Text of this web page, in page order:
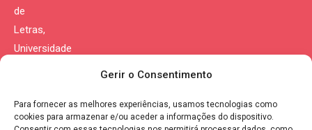
Gerir o Consentimento
Para fornecer as melhores experiências, usamos tecnologias como
cookies para armazenar e/ou aceder a informações do dispositivo.
de
Letras,
Universidade
Morada: